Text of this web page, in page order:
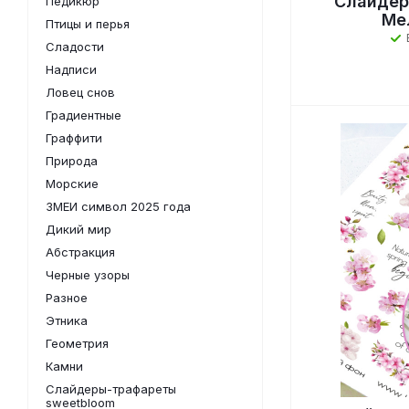
Птицы и перья
Сладости
Надписи
Ловец снов
Градиентные
Граффити
Природа
Морские
ЗМЕИ символ 2025 года
Дикий мир
Абстракция
Черные узоры
Разное
Этника
Геометрия
Камни
Слайдеры-трафареты
sweetbloom